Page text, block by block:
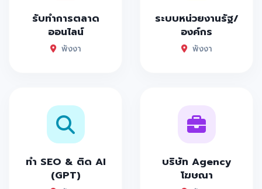
รับทำการตลาด
ออนไลน์
พังงา
ระบบหน่วยงานรัฐ/
องค์กร
พังงา
ทำ SEO & ติด AI
(GPT)
บริษัท Agency
โฆษณา